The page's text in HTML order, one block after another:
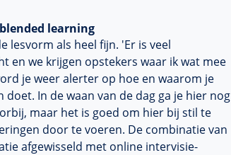
learning
lesvorm als heel fijn. 'Er is veel
en we krijgen opstekers waar ik wat mee
je weer alerter op hoe en waarom je
doet. In de waan van de dag ga je hier nog
maar het is goed om hier bij stil te
door te voeren. De combinatie van
afgewisseld met online intervisie-